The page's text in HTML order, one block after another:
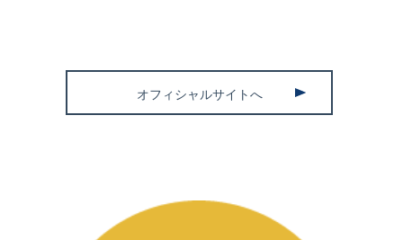
オフィシャルサイトへ